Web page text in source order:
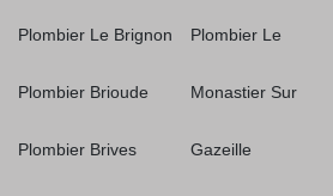
Plombier Le Brignon
Plombier Brioude
Plombier Brives
Plombier Le
Monastier Sur
Gazeille